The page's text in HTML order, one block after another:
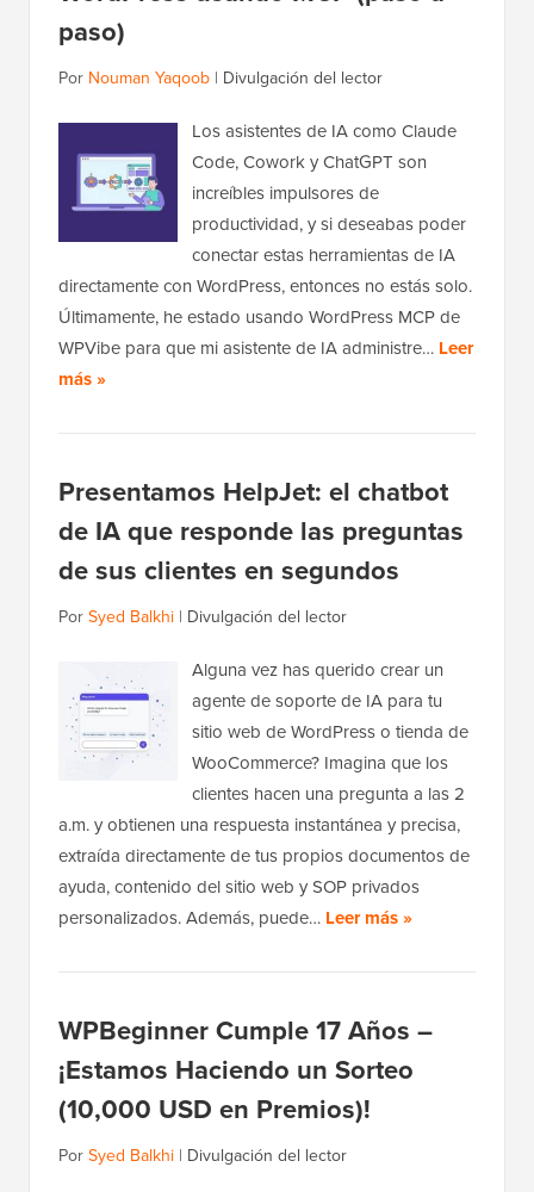
paso)
Por Nouman Yaqoob | Divulgación del lector
Los asistentes de IA como Claude
Code, Cowork y ChatGPT son
increíbles impulsores de
productividad, y si deseabas poder
conectar estas herramientas de IA
directamente con WordPress, entonces no estás solo.
Últimamente, he estado usando WordPress MCP de
WPVibe para que mi asistente de IA administre… Leer
más »
Presentamos HelpJet: el chatbot
de IA que responde las preguntas
de sus clientes en segundos
PorSyed Balkhi | Divulgación del lector
Alguna vez has querido crear un
agente de soporte de IA para tu
sitio web de WordPress o tienda de
WooCommerce? Imagina que los
clientes hacen una pregunta a las 2
a.m. y obtienen una respuesta instantánea y precisa,
extraída directamente de tus propios documentos de
ayuda, contenido del sitio web y SOP privados
personalizados. Además, puede… Leer más »
WPBeginner Cumple 17 Años –
¡Estamos Haciendo un Sorteo
(10,000 USD en Premios)!
PorSyed Balkhi | Divulgación del lector